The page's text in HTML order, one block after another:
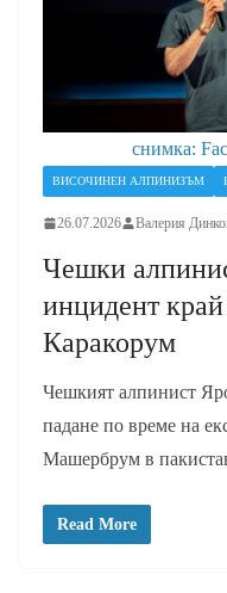
снимка:
ВИСОЧИНЕН АЛПИНИЗЪМ
26.07.2026 Валерия
Чешки
инцидент
Каракорум
Чешкият алпинист
падане по време на
Машербрум в
Read More